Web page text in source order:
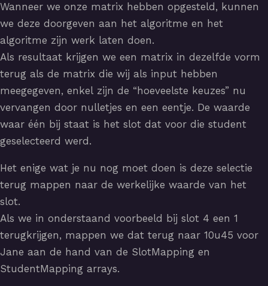
Wanneer we onze matrix hebben opgesteld, kunnen
we deze doorgeven aan het algoritme en het
algoritme zijn werk laten doen.
Als resultaat krijgen we een matrix in dezelfde vorm
terug als de matrix die wij als input hebben
meegegeven, enkel zijn de “hoeveelste keuzes” nu
vervangen door nulletjes en een eentje. De waarde
waar één bij staat is het slot dat voor die student
geselecteerd werd.
Het enige wat je nu nog moet doen is deze selectie
terug mappen naar de werkelijke waarde van het
slot.
Als we in onderstaand voorbeeld bij slot 4 een 1
terugkrijgen, mappen we dat terug naar 10u45 voor
Jane aan de hand van de SlotMapping en
StudentMapping arrays.